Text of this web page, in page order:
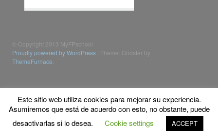
© Copyright 2013 MyFPschool
Proudly powered by WordPress Theme: Gridster by
ThemeFurnace
Este sitio web utiliza cookies para mejorar su experiencia.
Asumiremos que está de acuerdo con esto, no obstante, puede
desactivarlas si lo desea.
Cookie settings ACCEPT